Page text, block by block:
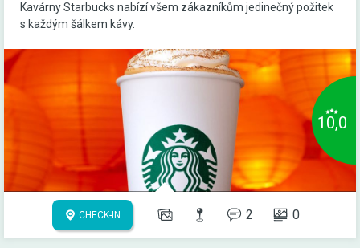
Kavárny Starbucks nabízí všem zákazníkům jedinečný požitek
s každým šálkem kávy.
10,0
CHECK-IN 2 0